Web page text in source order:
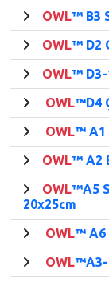
OWL™ B3
OWL™ D2
OWL™ D3-
OWL™D4
OWL™ A1
OWL™ A2
OWL™A5
20x25cm
OWL™ A6
OWL™A3-